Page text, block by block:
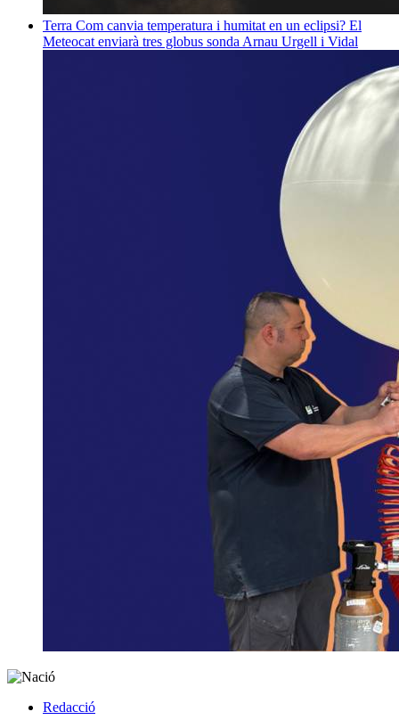
Terra Com canvia temperatura i humitat en un eclipsi? El
Meteocat enviarà tres globus sonda Arnau Urgell i Vidal
Redacció